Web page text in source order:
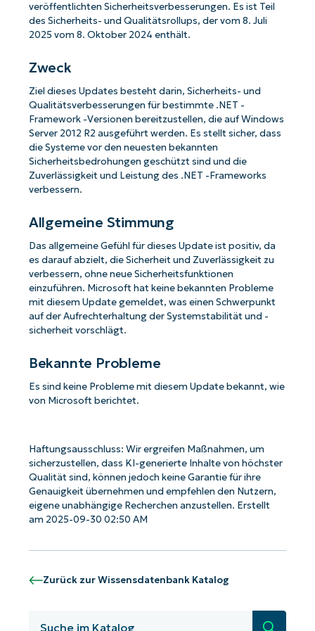
veröffentlichten Sicherheitsverbesserungen. Es ist Teil
des Sicherheits- und Qualitätsrollups, der vom 8. Juli
2025 vom 8. Oktober 2024 enthält.
Zweck
Ziel dieses Updates besteht darin, Sicherheits- und
Qualitätsverbesserungen für bestimmte .NET -
Framework -Versionen bereitzustellen, die auf Windows
Server 2012 R2 ausgeführt werden. Es stellt sicher, dass
die Systeme vor den neuesten bekannten
Sicherheitsbedrohungen geschützt sind und die
Zuverlässigkeit und Leistung des .NET -Frameworks
verbessern.
Allgemeine Stimmung
Das allgemeine Gefühl für dieses Update ist positiv, da
es darauf abzielt, die Sicherheit und Zuverlässigkeit zu
verbessern, ohne neue Sicherheitsfunktionen
einzuführen. Microsoft hat keine bekannten Probleme
mit diesem Update gemeldet, was einen Schwerpunkt
auf der Aufrechterhaltung der Systemstabilität und -
sicherheit vorschlägt.
Bekannte Probleme
Es sind keine Probleme mit diesem Update bekannt, wie
von Microsoft berichtet.
Haftungsausschluss: Wir ergreifen Maßnahmen, um
sicherzustellen, dass KI-generierte Inhalte von höchster
Qualität sind, können jedoch keine Garantie für ihre
Genauigkeit übernehmen und empfehlen den Nutzern,
eigene unabhängige Recherchen anzustellen. Erstellt
am 2025-09-30 02:50 AM
Zurück zur Wissensdatenbank Katalog
Suche